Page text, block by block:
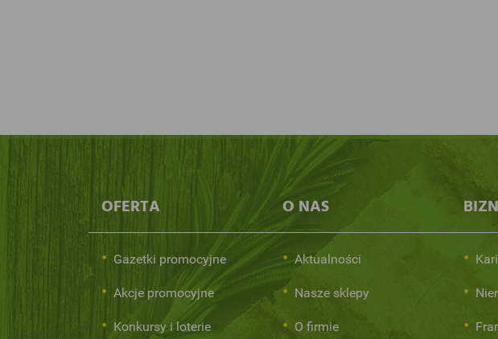
OFERTA
Gazetki promocyjne
Akcje promocyjne
Konkursy i loterie
O NAS
Aktualności
Nasze sklepy
O firmie